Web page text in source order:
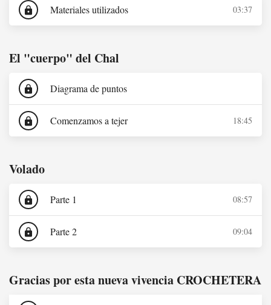
lock Materiales utilizados 03:37
El "cuerpo" del Chal
lock Diagrama de puntos
lock Comenzamos a tejer 18:45
Volado
lock Parte 1 08:57
lock Parte 2 09:04
Gracias por esta nueva vivencia CROCHETERA